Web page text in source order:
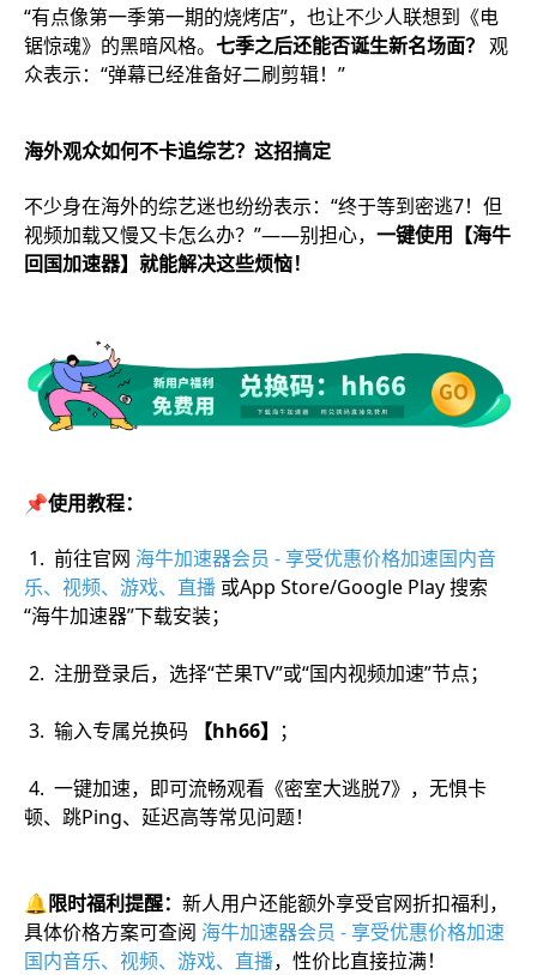
“有点像第一季第一期的烧烤店”，也让不少人联想到《电
锯惊魂》的黑暗风格。 七季之后还能否诞生新名场面？ 观
众表示：“弹幕已经准备好二刷剪辑！”
海外观众如何不卡追综艺？这招搞定
不少身在海外的综艺迷也纷纷表示：“终于等到密逃7！但
视频加载又慢又卡怎么办？”——别担心， 一键使用【海牛
回国加速器】就能解决这些烦恼！
📌使用教程：
1. 前往官网 海牛加速器会员 - 享受优惠价格加速国内音
乐、视频、游戏、直播 或App Store/Google Play 搜索
“海牛加速器”下载安装；
2. 注册登录后，选择“芒果TV”或“国内视频加速”节点；
3. 输入专属兑换码 【hh66】 ；
4. 一键加速，即可流畅观看《密室大逃脱7》，无惧卡
顿、跳Ping、延迟高等常见问题！
🔔限时福利提醒： 新人用户还能额外享受官网折扣福利，
具体价格方案可查阅 海牛加速器会员 - 享受优惠价格加速
国内音乐、视频、游戏、直播，性价比直接拉满！